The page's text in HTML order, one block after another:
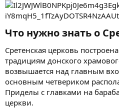
Что нужно знать о
Сретенская церковь
традициям донского
возвышается над главным
основным четвериком
Приделы с главками на
церкви.